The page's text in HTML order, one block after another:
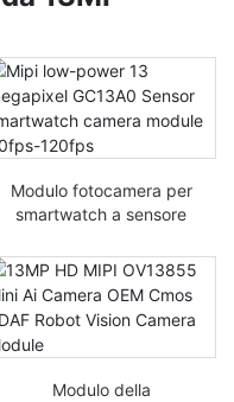
Modulo fotocamera per
smartwatch a sensore
GC13A0 30fps-120fps
Modulo della